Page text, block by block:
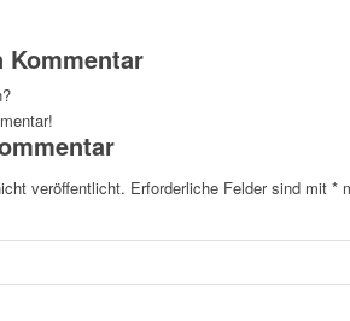
Kommentar
veröffentlicht. Erforderliche Felder sind mit *